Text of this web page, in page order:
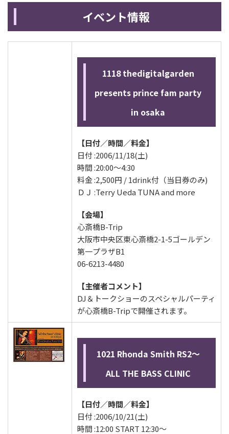
イベント情報
1118 thedigitalgarden
presents prince fam party
in osaka
【日付／時間／料金】
日付 :2006/11/18(土)
時間 :20:00～4:30
料金 :2,500円 / 1drink付（当日券のみ)
ＤＪ :Terry Ueda TUNA and more
【会場】
心斎橋B-Trip
大阪市中央区東心斎橋2-1-5ゴールデン
第一プラザB1
06-6213-4480
【主催者コメント】
DJ＆トークショーのスペシャルパーティ
が心斎橋B-Tripで開催されます。
1021 Rhonda Smith RS2～
ALL THE BASS CLINIC
【日付／時間／料金】
日付 :2006/10/21(土)
時間 :12:00 START 12:30～